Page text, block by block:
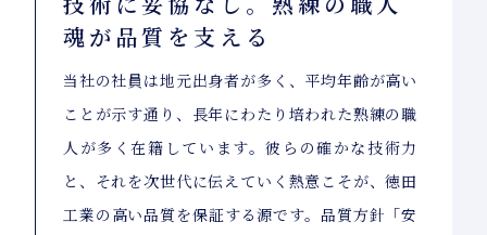
魂が品質を支える
当社の社員は地元出身者が多く、平均年齢が高い
ことが示す通り、長年にわたり培われた熟練の職
人が多く在籍しています。彼らの確かな技術力
と、それを次世代に伝えていく熱意こそが、徳田
工業の高い品質を保証する源です。品質方針「安